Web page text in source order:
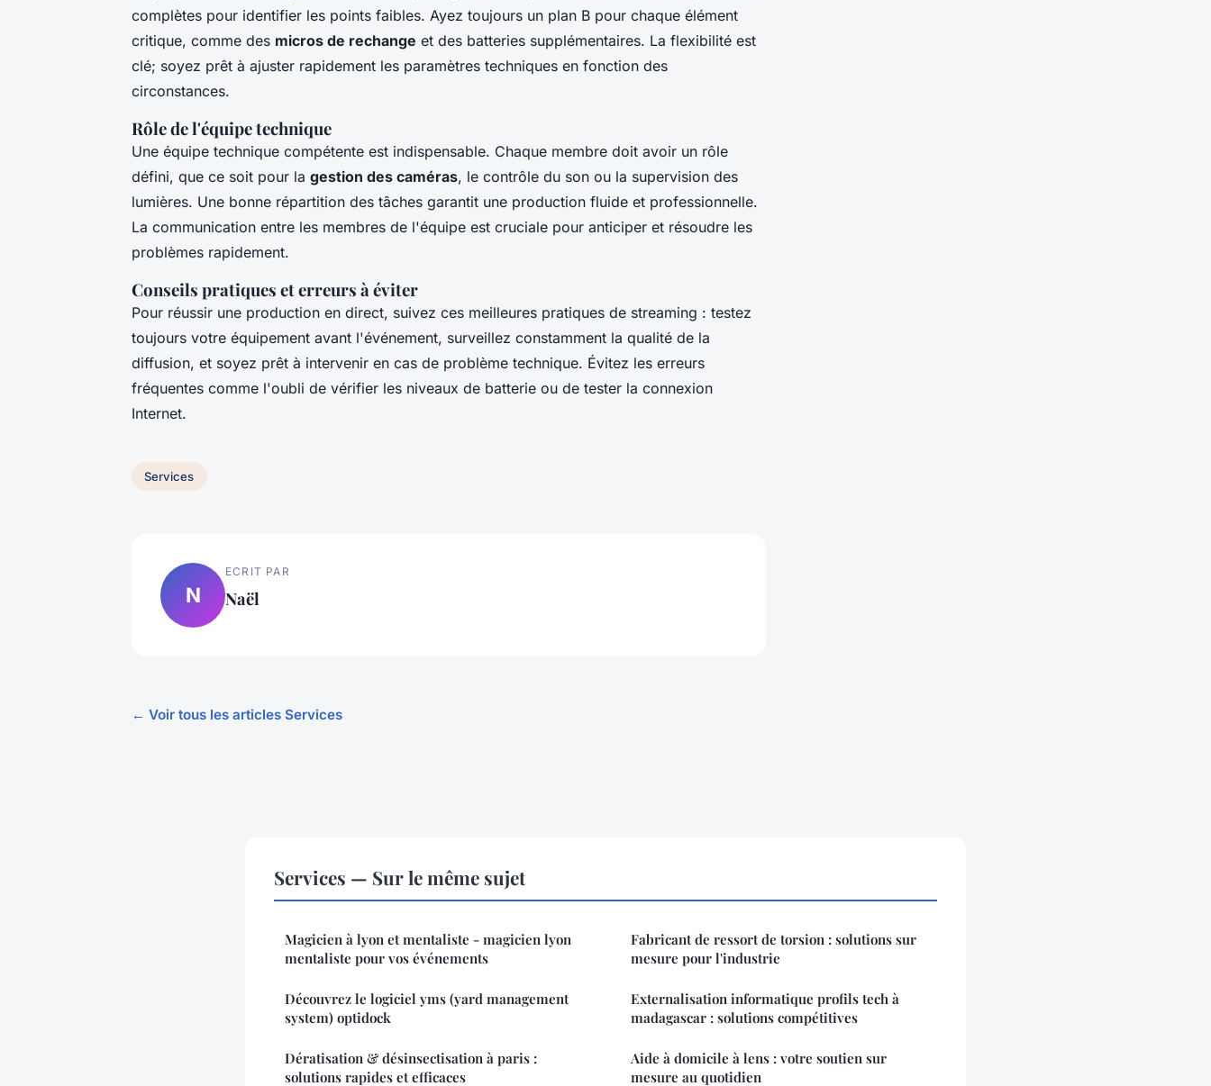
complètes pour identifier les points faibles. Ayez toujours un plan B pour chaque élément
critique, comme des micros de rechange et des batteries supplémentaires. La flexibilité est
clé; soyez prêt à ajuster rapidement les paramètres techniques en fonction des
circonstances.
Rôle de l'équipe technique
Une équipe technique compétente est indispensable. Chaque membre doit avoir un rôle
défini, que ce soit pour la gestion des caméras, le contrôle du son ou la supervision des
lumières. Une bonne répartition des tâches garantit une production fluide et professionnelle.
La communication entre les membres de l'équipe est cruciale pour anticiper et résoudre les
problèmes rapidement.
Conseils pratiques et erreurs à éviter
Pour réussir une production en direct, suivez ces meilleures pratiques de streaming : testez
toujours votre équipement avant l'événement, surveillez constamment la qualité de la
diffusion, et soyez prêt à intervenir en cas de problème technique. Évitez les erreurs
fréquentes comme l'oubli de vérifier les niveaux de batterie ou de tester la connexion
Internet.
Services
N
ECRIT PAR
Naël
← Voir tous les articles Services
Services — Sur le même sujet
Magicien à lyon et mentaliste - magicien lyon
mentaliste pour vos événements
Découvrez le logiciel yms (yard management
system) optidock
Dératisation & désinsectisation à paris :
solutions rapides et efficaces
Fabricant de ressort de torsion : solutions sur
mesure pour l'industrie
Externalisation informatique profils tech à
madagascar : solutions compétitives
Aide à domicile à lens : votre soutien sur
mesure au quotidien